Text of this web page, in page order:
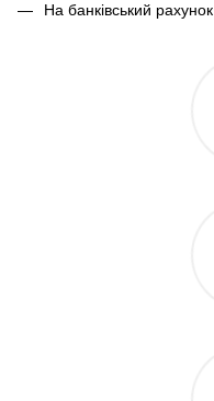
На банківський рахунок